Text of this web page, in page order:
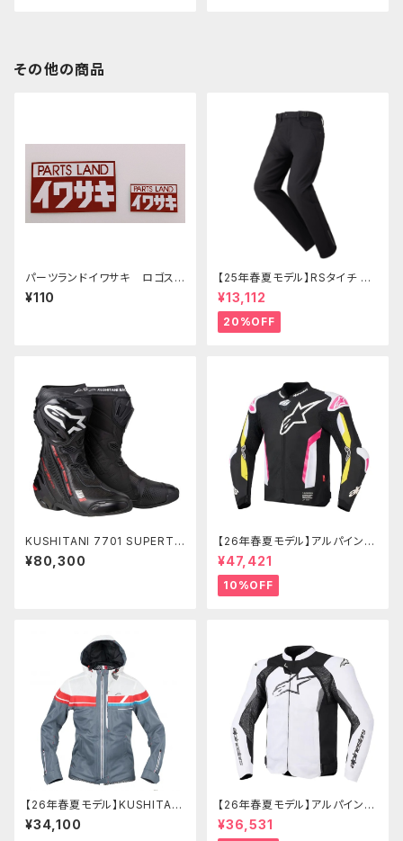
その他の商品
パーツランドイワサキ ロゴステ
ッカー 小
¥110
【25年春夏モデル】RSタイチ RS
Y271 クイックドライストレート
パンツ
¥13,112
20%OFF
KUSHITANI 7701 SUPERTE
CH R2 × ProtoCore Leathe
r Model
¥80,300
【26年春夏モデル】アルパインス
ターズ T-SUPERTECH AIR J
ACKET
¥47,421
10%OFF
【26年春夏モデル】KUSHITANI
K-2455 フルメッシュパーカー
ジャケット
¥34,100
【26年春夏モデル】アルパインス
ターズ T-GP IGNITION v2 AI
R JACKET
¥36,531